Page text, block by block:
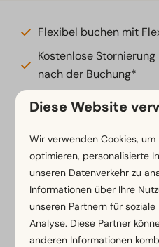
Flexibel buchen mit
Kostenlose
nach der Buchung*
Zahlung in Raten oder
Unsere
Sichere Bezahlung
Diese Website
Wir verwenden Cookies,
optimieren, personalisierte
unseren Datenverkehr zu
Informationen über Ihre
unseren Partnern für
Analyse. Diese Partner
anderen Informationen